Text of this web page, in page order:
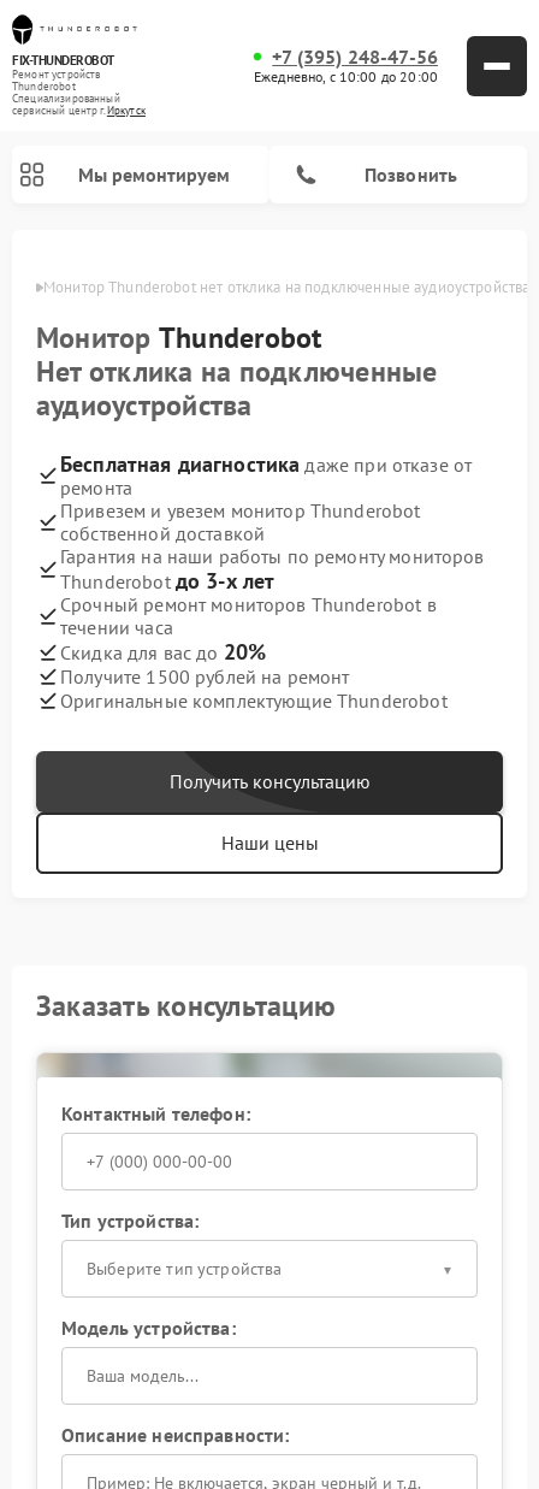
FIX-THUNDEROBOT
Ремонт устройств
Thunderobot
Специализированный
cервисный центр г.Иркутск
+7 (395) 248-47-56
Ежедневно, с 10:00 до 20:00
Мы ремонтируем Позвонить
Монитор Thunderobot нет отклика на подключенные аудиоустройства
Монитор Thunderobot
Нет отклика на подключенные
аудиоустройства
Бесплатная диагностика даже при отказе от
ремонта
Привезем и увезем монитор Thunderobot
собственной доставкой
Гарантия на наши работы по ремонту мониторов
Thunderobot до 3-х лет
Срочный ремонт мониторов Thunderobot в
течении часа
Скидка для вас до 20%
Получите 1500 рублей на ремонт
Оригинальные комплектующие Thunderobot
Получить консультацию
Наши цены
Заказать консультацию
Контактный телефон:
Тип устройства:
Выберите тип устройства
Модель устройства:
Описание неисправности: